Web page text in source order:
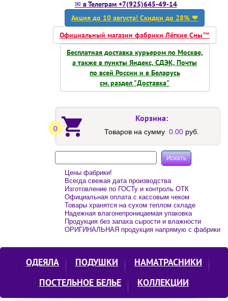
✉ в Телеграм +7(925)645-49-14
Акция до 10 августа! Скидки до 28% ❤
Официальный магазин фабрики Лёгкие Сны™
Бесплатная доставка курьером по Москве,
а также в пункты Яндекс, СДЭК, Почты
по всей России и в Беларусь
см. раздел "Доставка"
0
Корзина:
Товаров на сумму 0.00 руб.
Цены фабрики!
Всегда свежая дата производства
Изготовление по ГОСТу и контроль ОТК
Официальная оплата с кассовым чеком
Товары хранятся на сухом теплом складе
Надежная влагонепроницаемая упаковка
Продукция без запаха сырости и влажности
ОРИГИНАЛЬНАЯ продукция напрямую с фабрики
ОДЕЯЛА ПОДУШКИ
НАМАТРАСНИКИ
ПОСТЕЛЬНОЕ БЕЛЬЕ
КОЛЛЕКЦИИ